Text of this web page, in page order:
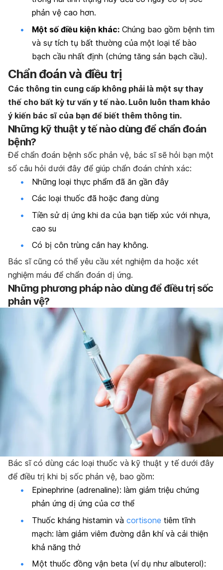
phản vệ cao hơn.
Một số điều kiện khác: Chúng bao gồm bệnh tim
và sự tích tụ bất thường của một loại tế bào
bạch cầu nhất định (chứng tăng sản bạch cầu).
Chẩn đoán và điều trị
Các thông tin cung cấp không phải là một sự thay
thế cho bất kỳ tư vấn y tế nào. Luôn luôn tham khảo
ý kiến bác sĩ của bạn để biết thêm thông tin.
Những kỹ thuật y tế nào dùng để chẩn đoán
bệnh?
Để chẩn đoán bệnh sốc phản vệ, bác sĩ sẽ hỏi bạn một
số câu hỏi dưới đây để giúp chẩn đoán chính xác:
Những loại thực phẩm đã ăn gần đây
Các loại thuốc đã hoặc đang dùng
Tiền sử dị ứng khi da của bạn tiếp xúc với nhựa,
cao su
Có bị côn trùng cắn hay không.
Bác sĩ cũng có thể yêu cầu xét nghiệm da hoặc xét
nghiệm máu để chẩn đoán dị ứng.
Những phương pháp nào dùng để điều trị sốc
phản vệ?
Bác sĩ có dùng các loại thuốc và kỹ thuật y tế dưới đây
để điều trị khi bị sốc phản vệ, bao gồm:
Epinephrine (adrenaline): làm giảm triệu chứng
phản ứng dị ứng của cơ thể
Thuốc kháng histamin và cortisone tiêm tĩnh
mạch: làm giảm viêm đường dẫn khí và cải thiện
khả năng thở
Một thuốc đồng vận beta (ví dụ như albuterol):